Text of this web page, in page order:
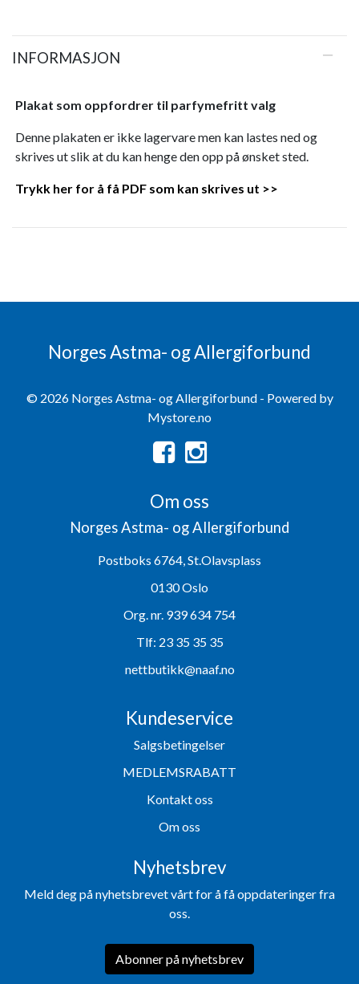
INFORMASJON
Plakat som oppfordrer til parfymefritt valg
Denne plakaten er ikke lagervare men kan lastes ned og
skrives ut slik at du kan henge den opp på ønsket sted.
Trykk her for å få PDF som kan skrives ut >>
Norges Astma- og Allergiforbund
© 2026 Norges Astma- og Allergiforbund - Powered by
Mystore.no
Om oss
Norges Astma- og Allergiforbund
Postboks 6764, St.Olavsplass
0130 Oslo
Org. nr. 939 634 754
Tlf: 23 35 35 35
nettbutikk@naaf.no
Kundeservice
Salgsbetingelser
MEDLEMSRABATT
Kontakt oss
Om oss
Nyhetsbrev
Meld deg på nyhetsbrevet vårt for å få oppdateringer fra
oss.
Abonner på nyhetsbrev